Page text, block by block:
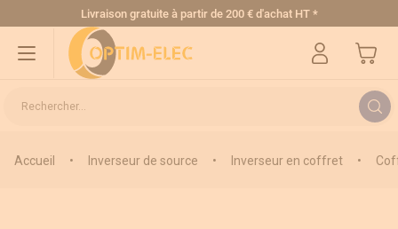
Allez au contenuLivraison gratuite à partir de 200 € d'achat HT *
Mon
Rechercher...
Accueil • Inverseur de source • Inverseur en coffret •